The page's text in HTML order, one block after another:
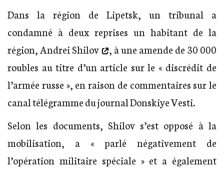
Dans la région de Lipetsk, un tribunal a
condamné à deux reprises un habitant de la
région, Andrei Shilov
, à une amende de 30 000
roubles au titre d’un article sur le « discrédit de
l’armée russe », en raison de commentaires sur le
canal télégramme du journal Donskiye Vesti.
Selon les documents, Shilov s’est opposé à la
mobilisation, a « parlé négativement de
l’opération militaire spéciale » et a également